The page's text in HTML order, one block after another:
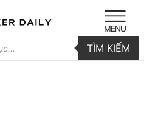
TÌM KIẾM